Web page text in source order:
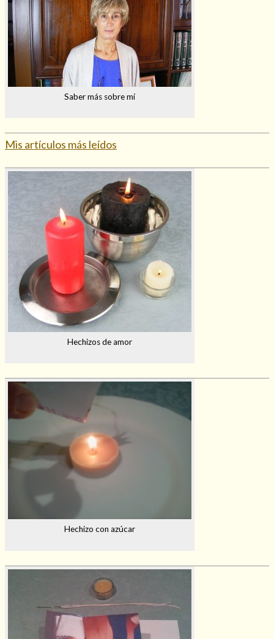
Saber más sobre mí
Mis artículos más leídos
Hechizos de amor
Hechizo con azúcar